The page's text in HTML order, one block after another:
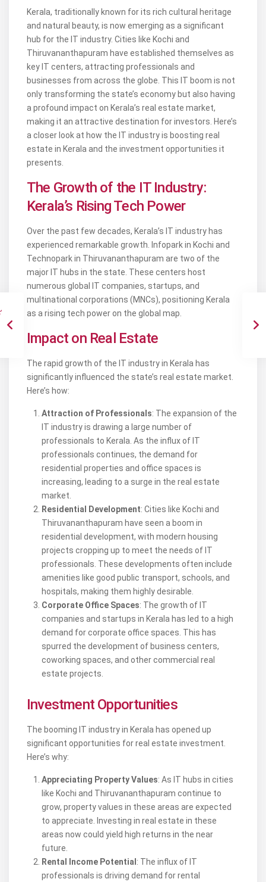
Kerala, traditionally known for its rich cultural heritage
and natural beauty, is now emerging as a significant
hub for the IT industry. Cities like Kochi and
Thiruvananthapuram have established themselves as
key IT centers, attracting professionals and
businesses from across the globe. This IT boom is not
only transforming the state’s economy but also having
a profound impact on Kerala’s real estate market,
making it an attractive destination for investors. Here’s
a closer look at how the IT industry is boosting real
estate in Kerala and the investment opportunities it
presents.
The Growth of the IT Industry:
Kerala’s Rising Tech Power
Over the past few decades, Kerala’s IT industry has
experienced remarkable growth. Infopark in Kochi and
Technopark in Thiruvananthapuram are two of the
major IT hubs in the state. These centers host
numerous global IT companies, startups, and
multinational corporations (MNCs), positioning Kerala
as a rising tech power on the global map.
Impact on Real Estate
The rapid growth of the IT industry in Kerala has
significantly influenced the state’s real estate market.
Here’s how:
Attraction of Professionals: The expansion of the
IT industry is drawing a large number of
professionals to Kerala. As the influx of IT
professionals continues, the demand for
residential properties and office spaces is
increasing, leading to a surge in the real estate
market.
Residential Development: Cities like Kochi and
Thiruvananthapuram have seen a boom in
residential development, with modern housing
projects cropping up to meet the needs of IT
professionals. These developments often include
amenities like good public transport, schools, and
hospitals, making them highly desirable.
Corporate Office Spaces: The growth of IT
companies and startups in Kerala has led to a high
demand for corporate office spaces. This has
spurred the development of business centers,
coworking spaces, and other commercial real
estate projects.
Investment Opportunities
The booming IT industry in Kerala has opened up
significant opportunities for real estate investment.
Here’s why:
Appreciating Property Values: As IT hubs in cities
like Kochi and Thiruvananthapuram continue to
grow, property values in these areas are expected
to appreciate. Investing in real estate in these
areas now could yield high returns in the near
future.
Rental Income Potential : The influx of IT
professionals is driving demand for rental